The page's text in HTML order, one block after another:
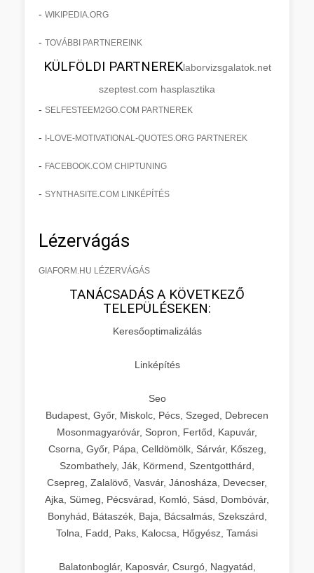
- WIKIPEDIA.ORG
- TOVÁBBI PARTNEREINK
KÜLFÖLDI PARTNEREKlaborvizsgalatok.net
szeptest.com hasplasztika
- SELFESTEEM2GO.COM PARTNEREK
- I-LOVE-MOTIVATIONAL-QUOTES.ORG PARTNEREK
- FACEBOOK.COM CHIPTUNING
- SYNTHASITE.COM LINKÉPÍTÉS
Lézervágás
GIAFORM.HU LÉZERVÁGÁS
TANÁCSADÁS A KÖVETKEZŐ
TELEPÜLÉSEKEN:
Keresőoptimalizálás
Linképítés
Seo
Budapest, Győr, Miskolc, Pécs, Szeged, Debrecen
Mosonmagyaróvár, Sopron, Fertőd, Kapuvár,
Csorna, Győr, Pápa, Celldömölk, Sárvár, Kőszeg,
Szombathely, Ják, Körmend, Szentgotthárd,
Csepreg, Zalalövő, Vasvár, Jánosháza, Devecser,
Ajka, Sümeg, Pécsvárad, Komló, Sásd, Dombóvár,
Bonyhád, Bátaszék, Baja, Bácsalmás, Szekszárd,
Tolna, Fadd, Paks, Kalocsa, Hőgyész, Tamási
Balatonboglár, Kaposvár, Csurgó, Nagyatád,